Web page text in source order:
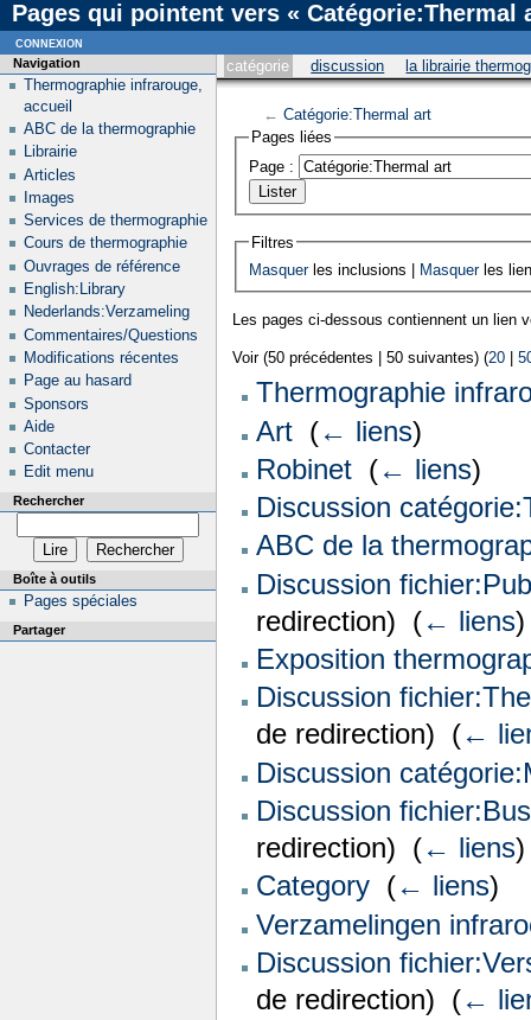
Pages qui pointent vers « Catégorie:Thermal
catégorie discussion la librairie
← Catégorie:Thermal art
Pages liées
Page :
Filtres
Masquerles inclusions | Masquerles
Les pages ci-dessous contiennent un lien
Voir (50 précédentes | 50 suivantes) (20
Thermographie
Art‎ (← liens)
Robinet‎ (← liens)
Discussion
ABC de la
Discussion
redirection) ‎ (← liens)
Exposition
Discussion
de redirection) ‎ (←
Discussion
Discussion
redirection) ‎ (← liens)
Category‎ (← liens)
Verzamelingen
Discussion
de redirection) ‎ (←
Navigation
Thermographie infrarouge,
accueil
ABC de la thermographie
Librairie
Articles
Images
Services de thermographie
Cours de thermographie
Ouvrages de référence
English:Library
Nederlands:Verzameling
Commentaires/Questions
Modifications récentes
Page au hasard
Sponsors
Aide
Contacter
Edit menu
Rechercher
Boîte à outils
Pages spéciales
Partager
connexion